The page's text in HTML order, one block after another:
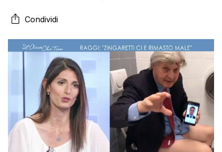
arriva la sua risposta, adeguata al tema, ma non da
gentleman
Condividi